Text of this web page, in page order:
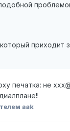
приходит
печатка: не
!!
aak